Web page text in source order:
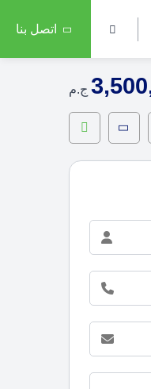
اتصل بنا
ج.م